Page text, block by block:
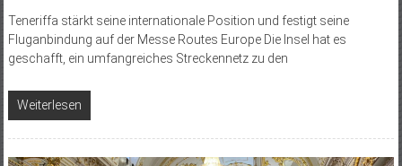
Teneriffa stärkt seine internationale Position und festigt seine
Fluganbindung auf der Messe Routes Europe Die Insel hat es
geschafft, ein umfangreiches Streckennetz zu den
Weiterlesen